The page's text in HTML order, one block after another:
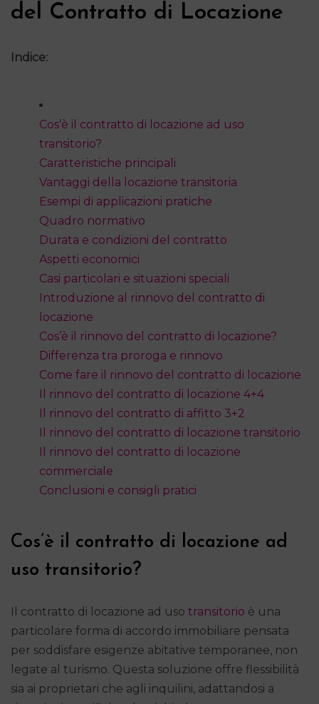
del Contratto di Locazione
Indice:
Cos’è il contratto di locazione ad uso
transitorio?
Caratteristiche principali
Vantaggi della locazione transitoria
Esempi di applicazioni pratiche
Quadro normativo
Durata e condizioni del contratto
Aspetti economici
Casi particolari e situazioni speciali
Introduzione al rinnovo del contratto di
locazione
Cos’è il rinnovo del contratto di locazione?
Differenza tra proroga e rinnovo
Come fare il rinnovo del contratto di locazione
Il rinnovo del contratto di locazione 4+4
Il rinnovo del contratto di affitto 3+2
Il rinnovo del contratto di locazione transitorio
Il rinnovo del contratto di locazione
commerciale
Conclusioni e consigli pratici
Cos’è il contratto di locazione ad
uso transitorio?
Il contratto di locazione ad uso transitorio è una
particolare forma di accordo immobiliare pensata
per soddisfare esigenze abitative temporanee, non
legate al turismo. Questa soluzione offre flessibilità
sia ai proprietari che agli inquilini, adattandosi a